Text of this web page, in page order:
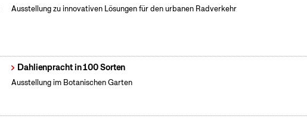
Ausstellung zu innovativen Lösungen für den urbanen Radverkehr
Dahlienpracht in 100 Sorten
Ausstellung im Botanischen Garten